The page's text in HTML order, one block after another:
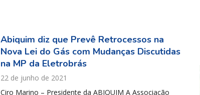
Abiquim diz que Prevê Retrocessos na
Nova Lei do Gás com Mudanças Discutidas
na MP da Eletrobrás
22 de junho de 2021
Ciro Marino – Presidente da ABIQUIM A Associação